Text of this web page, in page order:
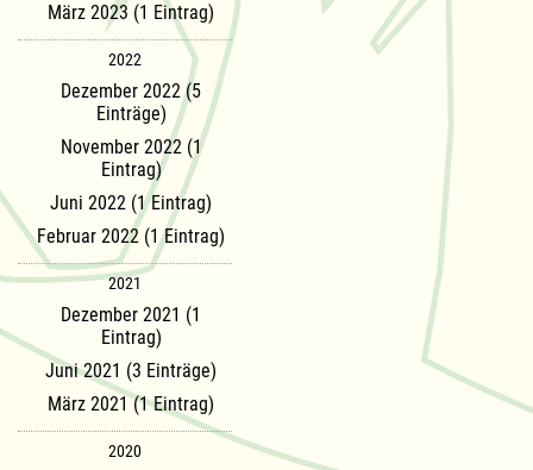
März 2023 (1 Eintrag)
2022
Dezember 2022 (5
Einträge)
November 2022 (1
Eintrag)
Juni 2022 (1 Eintrag)
Februar 2022 (1 Eintrag)
2021
Dezember 2021 (1
Eintrag)
Juni 2021 (3 Einträge)
März 2021 (1 Eintrag)
2020